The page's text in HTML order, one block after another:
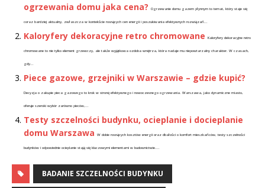
ogrzewania domu jaka cena?
Ogrzewanie domu gazem płynnym to temat, który staje się
coraz bardziej aktualny, zwłaszcza w kontekście rosnących cen energii i poszukiwania efektywnych rozwiązań...
Kaloryfery dekoracyjne retro chromowane Kaloryfery dekoracyjne retro
chromowane to nie tylko element grzewczy, ale także wyjątkowa ozdoba wnętrza, która nadaje mu niepowtarzalny charakter. W czasach,
gdy...
Piece gazowe, grzejniki w Warszawie – gdzie kupić?
Decyzja o zakupie pieca gazowego to krok w stronę efektywnego i nowoczesnego ogrzewania. Warszawa, jako dynamiczne miasto,
oferuje szeroki wybór zarówno pieców,...
Testy szczelności budynku, ocieplanie i docieplanie
domu Warszawa
W dobie rosnących kosztów energii oraz dbałości o komfort mieszkańców, testy szczelności
budynków i odpowiednie ocieplanie stają się kluczowymi elementami w budownictwie....
BADANIE SZCZELNOŚCI BUDYNKU